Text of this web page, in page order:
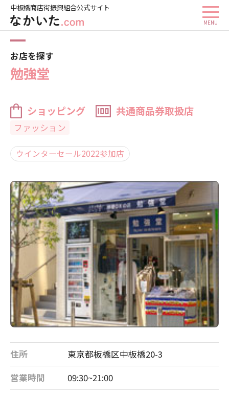
中板橋商店街振興組合公式サイト
ホーム
お店を探す
勉強堂
ショッピング 共通商品券取扱店
ファッション
ウインターセール2022参加店
住所
東京都板橋区中板橋20-3
営業時間
09:30~21:00